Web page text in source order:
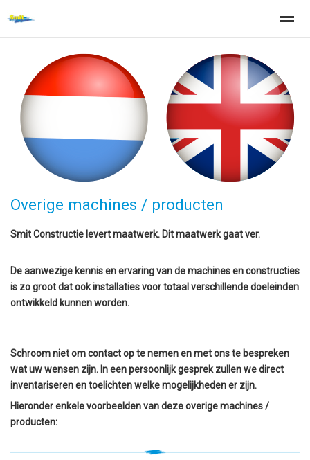
Nieuws
Overige machines / producten
Smit Constructie levert maatwerk. Dit maatwerk gaat ver.
De aanwezige kennis en ervaring van de machines en constructies
is zo groot dat ook installaties voor totaal verschillende doeleinden
ontwikkeld kunnen worden.
Schroom niet om contact op te nemen en met ons te bespreken
wat uw wensen zijn. In een persoonlijk gesprek zullen we direct
inventariseren en toelichten welke mogelijkheden er zijn.
Hieronder enkele voorbeelden van deze overige machines /
producten: